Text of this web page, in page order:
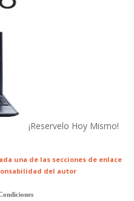
¡Reservelo Hoy Mismo!
una de las secciones de enlace
del autor